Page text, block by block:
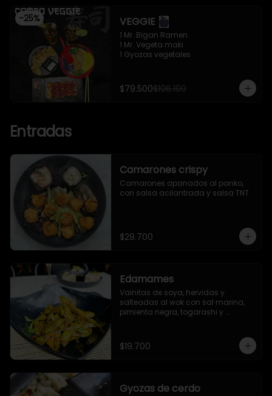
-25% VEGGIE
1 Mr. Bigan Ramen
1 Mr. Vegeta maki
1 Gyozas vegetales
$79.500$106.100
Entradas
Camarones crispy
Camarones apanados al panko,
con salsa acilantrada y salsa TNT.
$29.700
Edamames
Vainitas de soya, hervidas y
salteadas al wok con sal marina,
pimienta negra, togarashi y
$19.700
Gyozas de cerdo